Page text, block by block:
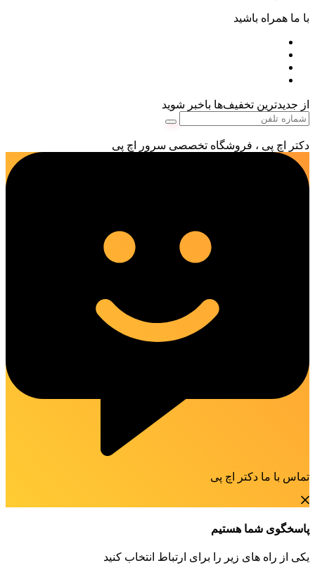
با ما همراه باشید
از جدیدترین تخفیف‌ها باخبر شوید
دکتر اچ پی ، فروشگاه تخصصی سرور اچ پی
تماس با ما دکتر اچ پی
پاسخگوی شما هستیم
یکی از راه های زیر را برای ارتباط انتخاب کنید